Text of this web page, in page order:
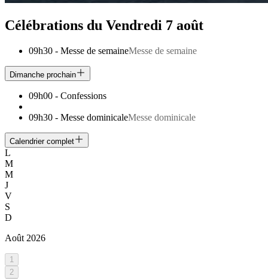
Célébrations du Vendredi 7 août
09h30 - Messe de semaineMesse de semaine
Dimanche prochain
09h00 - Confessions
09h30 - Messe dominicaleMesse dominicale
Calendrier complet
L
M
M
J
V
S
D
Août 2026
1
2